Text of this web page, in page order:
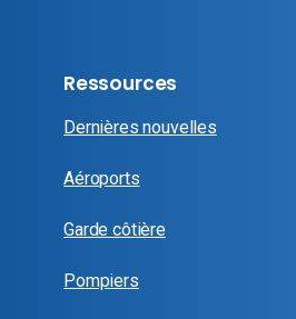
Ressources
Dernières nouvelles
Aéroports
Garde côtière
Pompiers